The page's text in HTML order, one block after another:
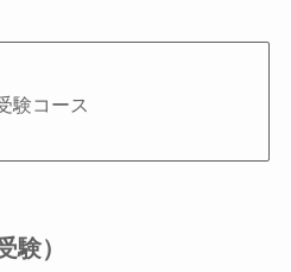
験コース
験）